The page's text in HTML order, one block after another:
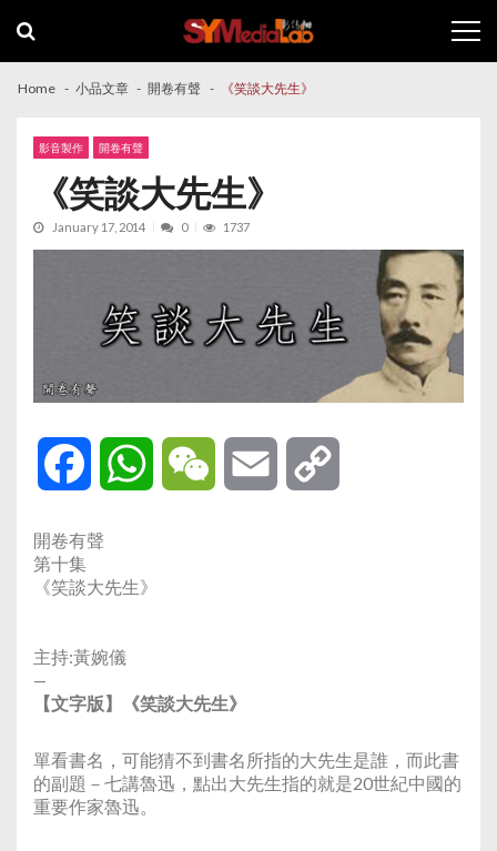
navigation
content
Home 小品文章 開卷有聲 《笑談大先生》
影音製作 開卷有聲
《笑談大先生》
January 17, 2014 0 1737
Facebook WhatsAppWeChat Email
開卷有聲
第十集
《笑談大先生》
主持:黃婉儀
—
【文字版】《笑談大先生》
單看書名，可能猜不到書名所指的大先生是誰，而此書
的副題－七講魯迅，點出大先生指的就是20世紀中國的
重要作家魯迅。